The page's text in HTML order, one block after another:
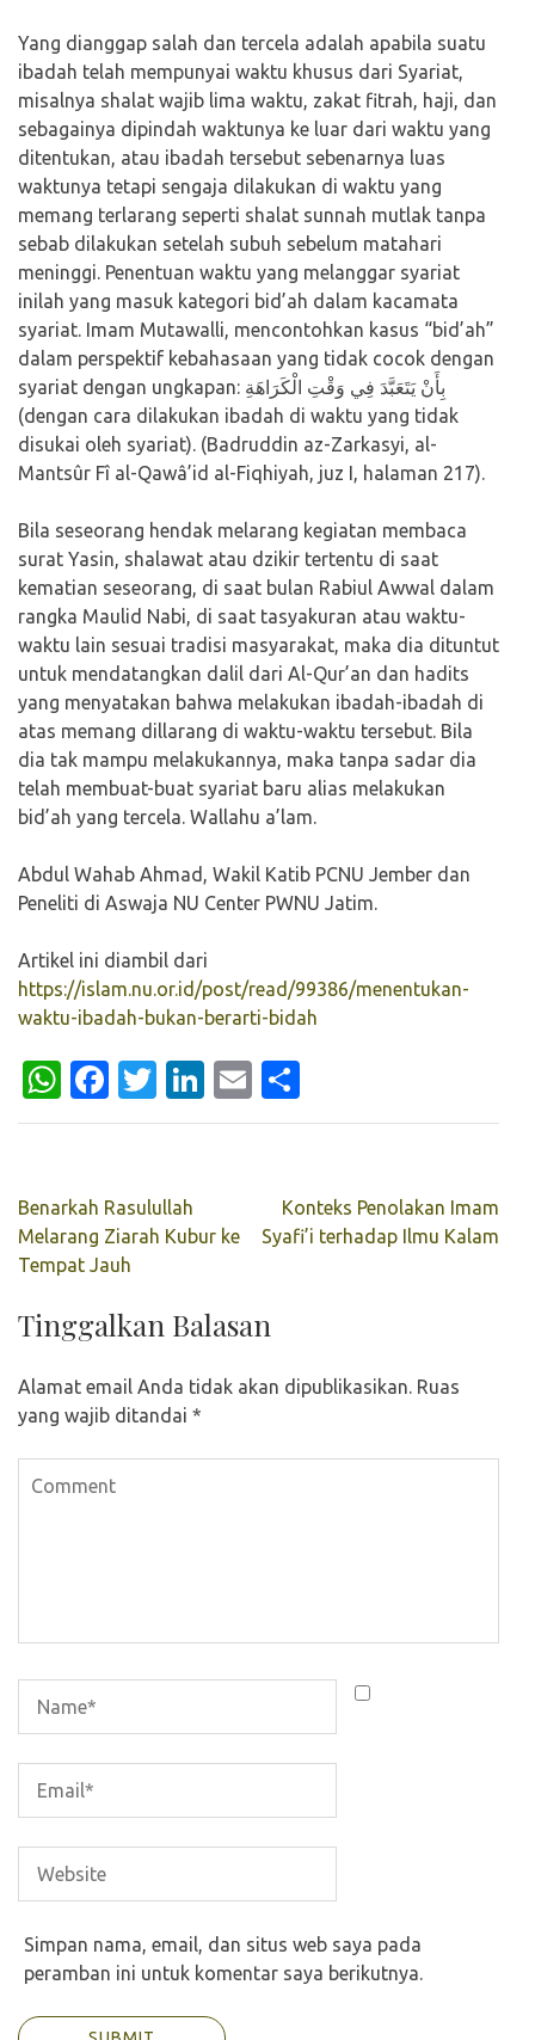
Yang dianggap salah dan tercela adalah apabila suatu
ibadah telah mempunyai waktu khusus dari Syariat,
misalnya shalat wajib lima waktu, zakat fitrah, haji, dan
sebagainya dipindah waktunya ke luar dari waktu yang
ditentukan, atau ibadah tersebut sebenarnya luas
waktunya tetapi sengaja dilakukan di waktu yang
memang terlarang seperti shalat sunnah mutlak tanpa
sebab dilakukan setelah subuh sebelum matahari
meninggi. Penentuan waktu yang melanggar syariat
inilah yang masuk kategori bid’ah dalam kacamata
syariat. Imam Mutawalli, mencontohkan kasus “bid’ah”
dalam perspektif kebahasaan yang tidak cocok dengan
syariat dengan ungkapan: بِأَنْ يَتَعَبَّدَ فِي وَقْتِ الْكَرَاهَةِ
(dengan cara dilakukan ibadah di waktu yang tidak
disukai oleh syariat). (Badruddin az-Zarkasyi, al-
Mantsûr Fî al-Qawâ’id al-Fiqhiyah, juz I, halaman 217).
Bila seseorang hendak melarang kegiatan membaca
surat Yasin, shalawat atau dzikir tertentu di saat
kematian seseorang, di saat bulan Rabiul Awwal dalam
rangka Maulid Nabi, di saat tasyakuran atau waktu-
waktu lain sesuai tradisi masyarakat, maka dia dituntut
untuk mendatangkan dalil dari Al-Qur’an dan hadits
yang menyatakan bahwa melakukan ibadah-ibadah di
atas memang dillarang di waktu-waktu tersebut. Bila
dia tak mampu melakukannya, maka tanpa sadar dia
telah membuat-buat syariat baru alias melakukan
bid’ah yang tercela. Wallahu a’lam.
Abdul Wahab Ahmad, Wakil Katib PCNU Jember dan
Peneliti di Aswaja NU Center PWNU Jatim.
Artikel ini diambil dari
https://islam.nu.or.id/post/read/99386/menentukan-
waktu-ibadah-bukan-berarti-bidah
WhatsApp
Facebook
Twitter
LinkedIn
Email
Navigasi
pos
Benarkah Rasulullah
Melarang Ziarah Kubur ke
Tempat Jauh
Konteks Penolakan Imam
Syafi’i terhadap Ilmu Kalam
Tinggalkan Balasan
Alamat email Anda tidak akan dipublikasikan. Ruas
yang wajib ditandai *
Simpan nama, email, dan situs web saya pada
peramban ini untuk komentar saya berikutnya.